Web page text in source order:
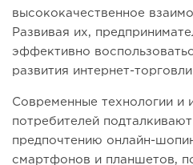
высококачественное
Развивая их,
эффективно
развития интернет-
Современные технологии и
потребителей
предпочтению онлайн-
смартфонов и планшетов,